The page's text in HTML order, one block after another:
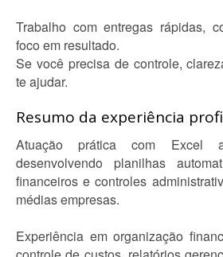
Trabalho com entregas rápidas,
foco em resultado.
Se você precisa de controle,
te ajudar.
Resumo da experiência
Atuação prática com Excel
desenvolvendo planilhas
financeiros e controles
médias empresas.
Experiência em organização